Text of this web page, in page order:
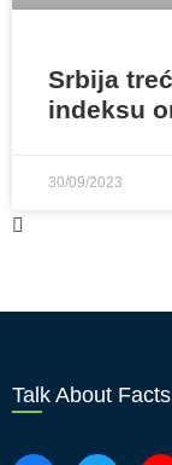
Srbija
indeksu
30/09/2023
Talk About